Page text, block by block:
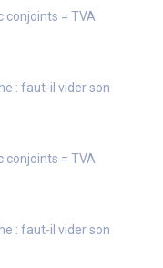
conjoints = TVA
: faut-il vider son
conjoints = TVA
: faut-il vider son